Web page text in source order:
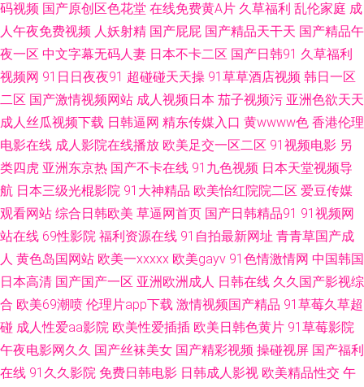
在线 国产情侣啪啪啪 黄色视频网页 久久不射一区 免费黑丝自慰网 人人摸人
人干人人 三级片网av 亚洲AV私人影院 在线v国产 99国产9 成人超踫 国产理
论 玖玖偷拍网 男人天堂网AV 欧美日性 日韩欧美国产17 少妇精品一区二区
五月天成人导航 亚洲九九 伊人久久艹 91网址 av黄色成人在线 福利姬社区导
航 国产久草小视频 激情五月综合网 欧美成人草草影视 青草网在线 日本女V
素人妻 色色资源先锋影音 91叉插叉 97中文资源站 国产传媒A片大全 黄色视
屏网站 久久足交视频 女优无码导航 欧日色网 日韩黄色影院 深夜欲室导航 伊
在线一区 激情狠狠撸五月 男人影院AV 欧美性爱tv 色婷婷a 伊人影视97 91看
片下载 AV超碰导航 超碰2025 东京热亚洲传媒 激情综合色网 欧美女生穴 日
码视频 国产原创区色花堂 在线免费黄A片 久草福利 乱伦家庭 成
人午夜免费视频 人妖射精 国产屁屁 国产精品天干天 国产精品午
夜一区 中文字幕无码人妻 日本不卡二区 国产日韩91 久草福利
视频网 91日日夜夜91 超碰碰天天操 91草草酒店视频 韩日一区
二区 国产激情视频网站 成人视频日本 茄子视频污 亚洲色欲天天
成人丝瓜视频下载 日韩逼网 精东传媒入口 黄wwww色 香港伦理
电影在线 成人影院在线播放 欧美足交一区二区 91视频电影 另
类四虎 亚洲东京热 国产不卡在线 91九色视频 日本天堂视频导
航 日本三级光棍影院 91大神精品 欧美怡红院院二区 爱豆传媒
观看网站 综合日韩欧美 草逼网首页 国产日韩精品91 91视频网
站在线 69性影院 福利资源在线 91自拍最新网址 青青草国产成
人 黄色岛国网站 欧美一xxxxx 欧美gayv 91色情激情网 中国韩国
日本高清 国产国产一区 亚洲欧洲成人 日韩在线 久久国产影视综
合 欧美69潮喷 伦理片app下载 激情视频国产精品 91草莓久草超
碰 成人性爱aa影院 欧美性爱插插 欧美日韩色黄片 91草莓影院
午夜电影网久久 国产丝袜美女 国产精彩视频 操碰视屏 国产福利
在线 91久久影院 免费日韩电影 日韩成人影视 欧美精品性交 午